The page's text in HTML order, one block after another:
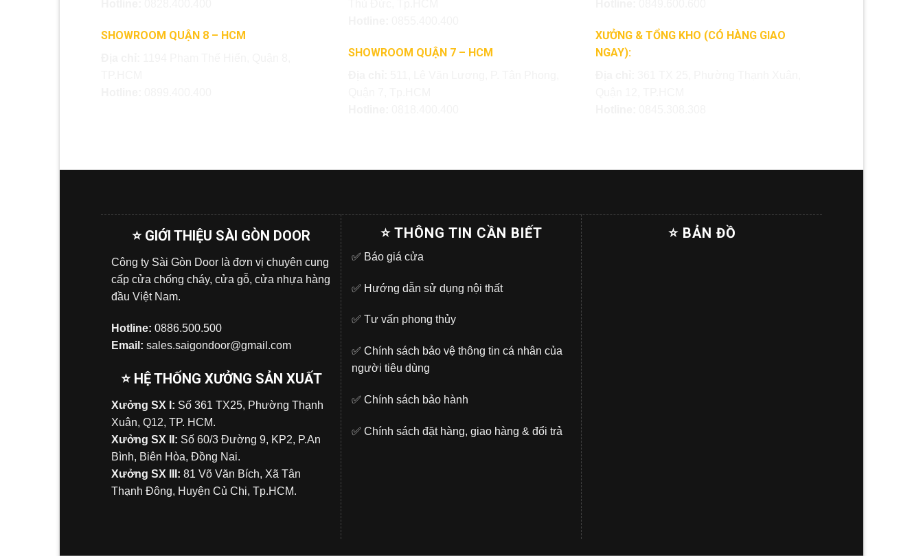
SHOWROOM QUẬN 8 – HCM
SHOWROOM QUẬN 7 – HCM
XƯỞNG & TỔNG KHO (CÓ HÀNG GIAO
NGAY):
⭐ GIỚI THIỆU SÀI GÒN DOOR
Công ty Sài Gòn Door là đơn vị chuyên cung
cấp cửa chống cháy, cửa gỗ, cửa nhựa hàng
đầu Việt Nam.
Hotline: 0886.500.500
Email: sales.saigondoor@gmail.com
⭐ HỆ THỐNG XƯỞNG SẢN XUẤT
Xưởng SX I: Số 361 TX25, Phường Thạnh
Xuân, Q12, TP. HCM.
Xưởng SX II: Số 60/3 Đường 9, KP2, P.An
Bình, Biên Hòa, Đồng Nai.
Xưởng SX III: 81 Võ Văn Bích, Xã Tân
Thạnh Đông, Huyện Củ Chi, Tp.HCM.
⭐ THÔNG TIN CẦN BIẾT
✅ Báo giá cửa
✅ Hướng dẫn sử dụng nội thất
✅ Tư vấn phong thủy
✅ Chính sách bảo vệ thông tin cá nhân của
người tiêu dùng
✅ Chính sách bảo hành
✅ Chính sách đặt hàng, giao hàng & đổi trả
⭐ BẢN ĐỒ